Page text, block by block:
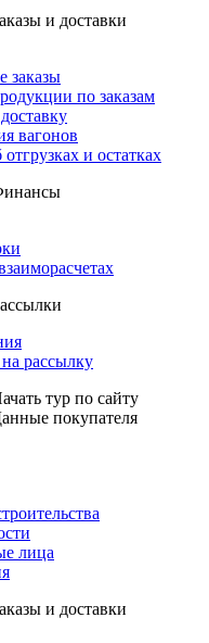
и доставки
заказы
по заказам
вагонов
и остатках
рассылку
тур по сайту
покупателя
лица
и доставки